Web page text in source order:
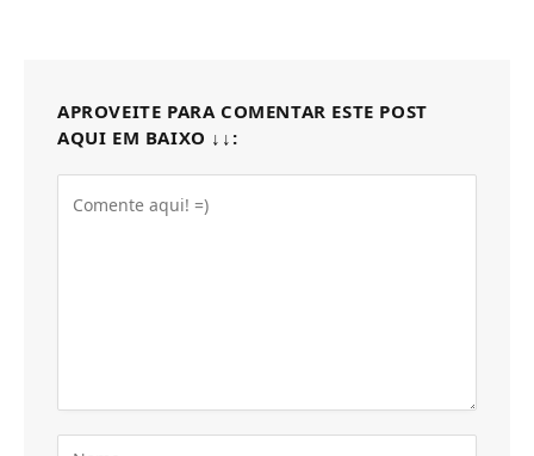
APROVEITE PARA COMENTAR ESTE POST
AQUI EM BAIXO ↓↓: